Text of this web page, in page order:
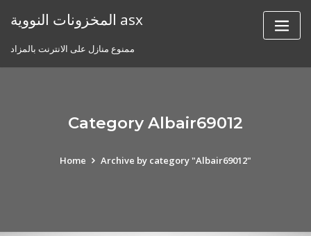
المخزونات النووية asx
ممنوع منازل على الانترنت بالمزاد
Category Albair69012
Home Archive by category "Albair69012"